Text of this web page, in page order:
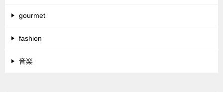
gourmet
fashion
音楽